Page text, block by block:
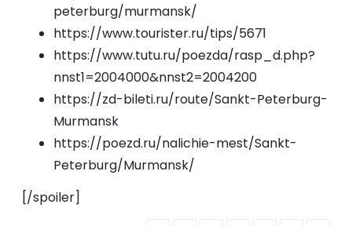
peterburg/murmansk/
https://www.tourister.ru/tips/5671
https://www.tutu.ru/poezda/rasp_d.php?
nnst1=2004000&nnst2=2004200
https://zd-bileti.ru/route/Sankt-Peterburg-
Murmansk
https://poezd.ru/nalichie-mest/Sankt-
Peterburg/Murmansk/
[/spoiler]